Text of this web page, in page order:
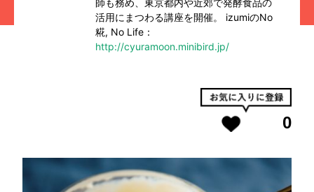
活用にまつわる講座を開催。 izumiのNo
糀, No Life：
http://cyuramoon.minibird.jp/
0